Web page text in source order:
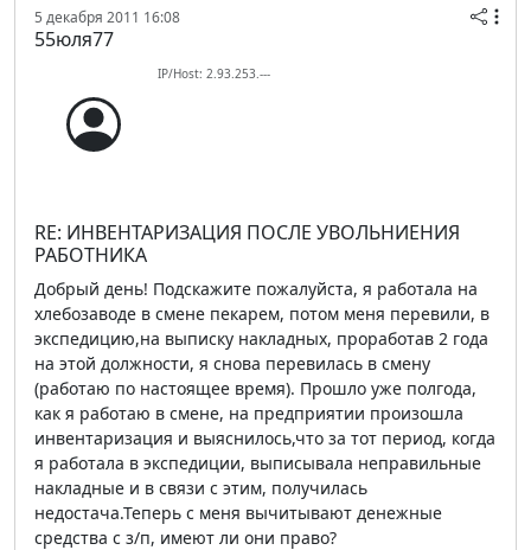
5 декабря 2011 16:08
55юля77
IP/Host: 2.93.253.---
RE: ИНВЕНТАРИЗАЦИЯ ПОСЛЕ УВОЛЬНИЕНИЯ
РАБОТНИКА
Добрый день! Подскажите пожалуйста, я работала на
хлебозаводе в смене пекарем, потом меня перевили, в
экспедицию,на выписку накладных, проработав 2 года
на этой должности, я снова перевилась в смену
(работаю по настоящее время). Прошло уже полгода,
как я работаю в смене, на предприятии произошла
инвентаризация и выяснилось,что за тот период, когда
я работала в экспедиции, выписывала неправильные
накладные и в связи с этим, получилась
недостача.Теперь с меня вычитывают денежные
средства с з/п, имеют ли они право?